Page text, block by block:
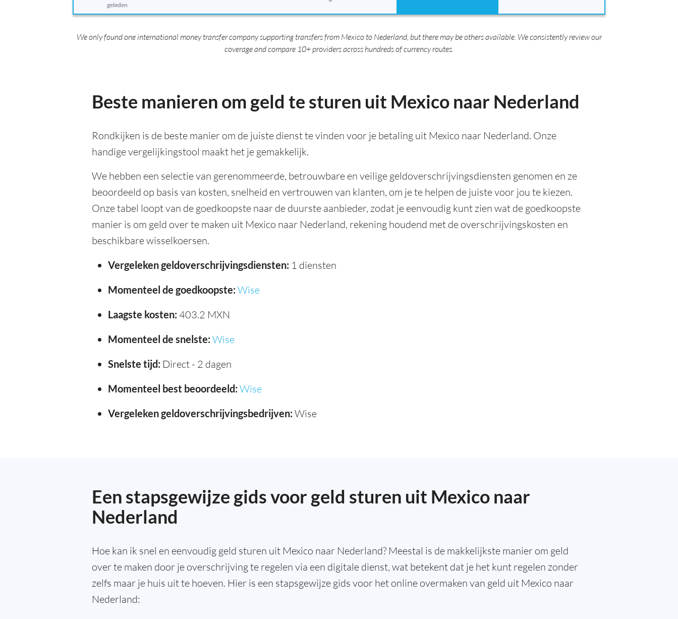
geleden
We only found one international money transfer company supporting transfers from Mexico to Nederland, but there may be others available. We consistently review our
coverage and compare 10+ providers across hundreds of currency routes.
Beste manieren om geld te sturen uit Mexico naar Nederland
Rondkijken is de beste manier om de juiste dienst te vinden voor je betaling uit Mexico naar Nederland. Onze
handige vergelijkingstool maakt het je gemakkelijk.
We hebben een selectie van gerenommeerde, betrouwbare en veilige geldoverschrijvingsdiensten genomen en ze
beoordeeld op basis van kosten, snelheid en vertrouwen van klanten, om je te helpen de juiste voor jou te kiezen.
Onze tabel loopt van de goedkoopste naar de duurste aanbieder, zodat je eenvoudig kunt zien wat de goedkoopste
manier is om geld over te maken uit Mexico naar Nederland, rekening houdend met de overschrijvingskosten en
beschikbare wisselkoersen.
Vergeleken geldoverschrijvingsdiensten: 1 diensten
Momenteel de goedkoopste: Wise
Laagste kosten: 403.2 MXN
Momenteel de snelste: Wise
Snelste tijd: Direct - 2 dagen
Momenteel best beoordeeld: Wise
Vergeleken geldoverschrijvingsbedrijven: Wise
Een stapsgewijze gids voor geld sturen uit Mexico naar
Nederland
Hoe kan ik snel en eenvoudig geld sturen uit Mexico naar Nederland? Meestal is de makkelijkste manier om geld
over te maken door je overschrijving te regelen via een digitale dienst, wat betekent dat je het kunt regelen zonder
zelfs maar je huis uit te hoeven. Hier is een stapsgewijze gids voor het online overmaken van geld uit Mexico naar
Nederland: